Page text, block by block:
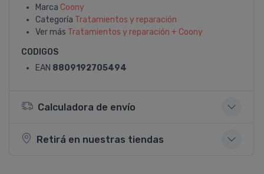
Marca Coony
Categoría Tratamientos y reparación
Ver más Tratamientos y reparación + Coony
CODIGOS
EAN 8809192705494
Calculadora de envío
Retirá en nuestras tiendas